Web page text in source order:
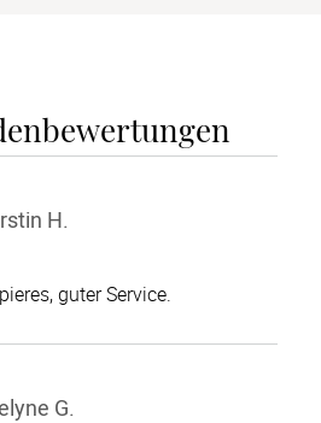
H.
guter Service.
G.